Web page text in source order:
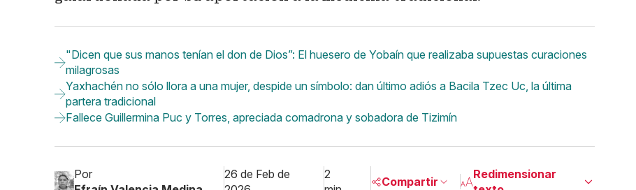
"Dicen que sus manos tenían el don de Dios”: El huesero de Yobaín que realizaba supuestas curaciones
milagrosas
Yaxhachén no sólo llora a una mujer, despide un símbolo: dan último adiós a Bacila Tzec Uc, la última
partera tradicional
Fallece Guillermina Puc y Torres, apreciada comadrona y sobadora de Tizimín
Por
26 de Feb de
2
Compartir
Redimensionar